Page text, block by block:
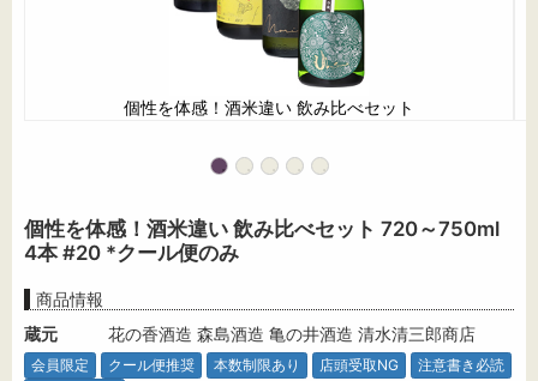
個性を体感！酒米違い 飲み比べセット
個性を体感！酒米違い 飲み比べセット 720～750ml
4本 #20 *クール便のみ
商品情報
蔵元
花の香酒造 森島酒造 亀の井酒造 清水清三郎商店
会員限定 クール便推奨 本数制限あり 店頭受取NG
注意書き必読